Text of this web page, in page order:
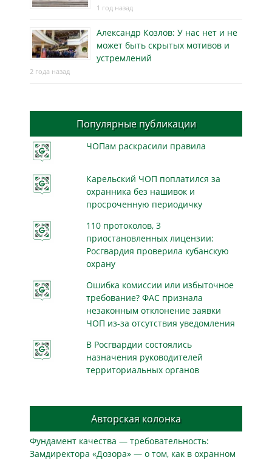
1 год назад
Александр Козлов: У нас нет и не
может быть скрытых мотивов и
устремлений
2 года назад
Популярные публикации
ЧОПам раскрасили правила
Карельский ЧОП поплатился за
охранника без нашивок и
просроченную периодичку
110 протоколов, 3
приостановленных лицензии:
Росгвардия проверила кубанскую
охрану
Ошибка комиссии или избыточное
требование? ФАС признала
незаконным отклонение заявки
ЧОП из-за отсутствия уведомления
В Росгвардии состоялись
назначения руководителей
территориальных органов
Авторская колонка
Фундамент качества — требовательность:
Замдиректора «Дозора» — о том, как в охранном